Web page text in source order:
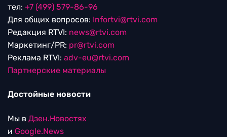
тел: +7 (499) 579-86-96
Для общих вопросов: Infortvi@rtvi.com
Редакция RTVI: news@rtvi.com
Маркетинг/PR: pr@rtvi.com
Реклама RTVI: adv-eu@rtvi.com
Партнерские материалы
Достойные новости
Мы в Дзен.Новостях
и Google.News